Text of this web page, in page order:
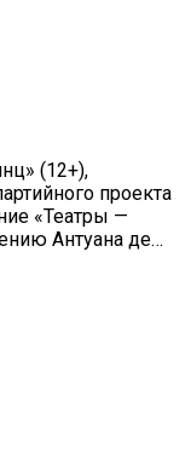
(12+),
проекта
«Театры —
Антуана де…